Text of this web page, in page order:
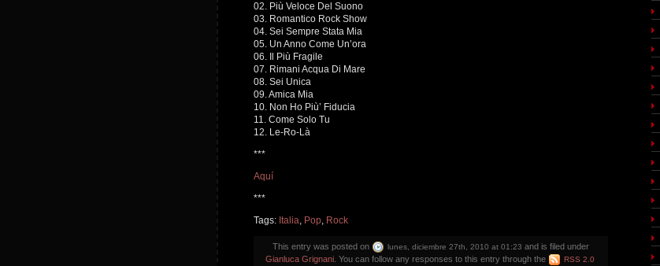
02. Più Veloce Del Suono
03. Romantico Rock Show
04. Sei Sempre Stata Mia
05. Un Anno Come Un’ora
06. Il Più Fragile
07. Rimani Acqua Di Mare
08. Sei Unica
09. Amica Mia
10. Non Ho Più’ Fiducia
11. Come Solo Tu
12. Le-Ro-Là
***
Aquí
***
Tags: Italia, Pop, Rock
This entry was posted on lunes, diciembre 27th, 2010 at 01:23 and is filed under
Gianluca Grignani . You can follow any responses to this entry through the RSS 2.0